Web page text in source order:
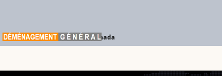
Déménagement Général Canada